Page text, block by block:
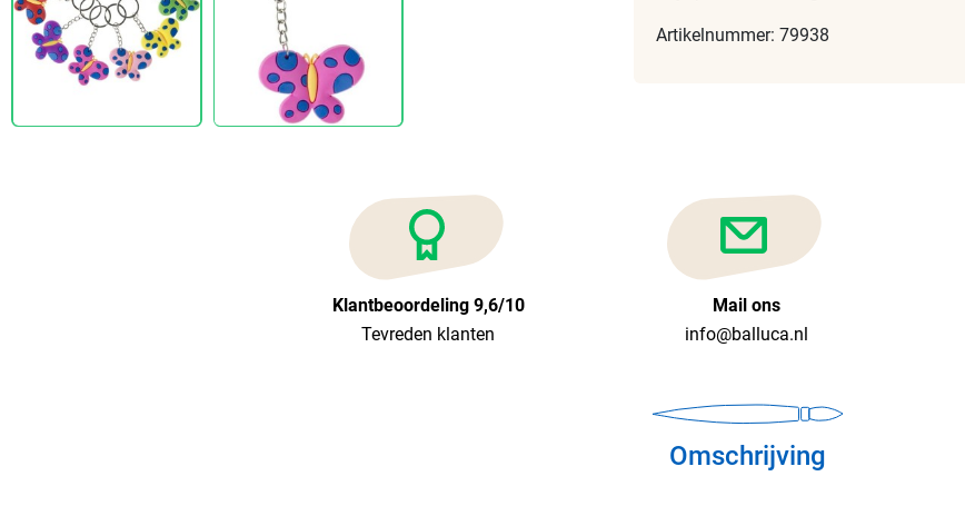
Artikelnummer: 79938
Klantbeoordeling 9,6/10
Tevreden klanten
Mail ons
info@balluca.nl
Omschrijving